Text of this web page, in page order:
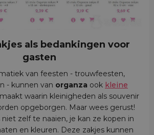
als bedankingen voor
gasten
van feesten - trouwfeesten,
- kunnen van organza ook kleine
waarin kleinigheden als souvenir
opgeborgen. Maar wees gerust!
zelf te naaien, je kan ze kopen in
en kleuren. Deze zakjes kunnen